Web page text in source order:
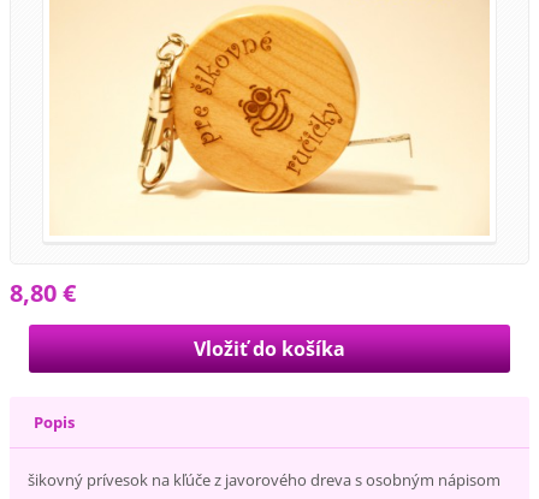
8,80 €
Popis
šikovný prívesok na kľúče z javorového dreva s osobným nápisom